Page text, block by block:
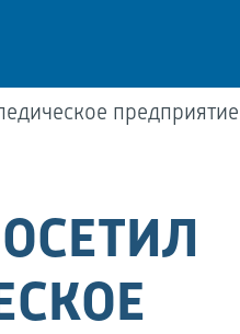
предприятие